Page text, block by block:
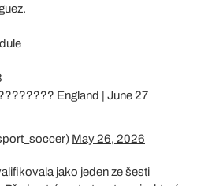
England | June 27
May 26, 2026
jako jeden ze šesti